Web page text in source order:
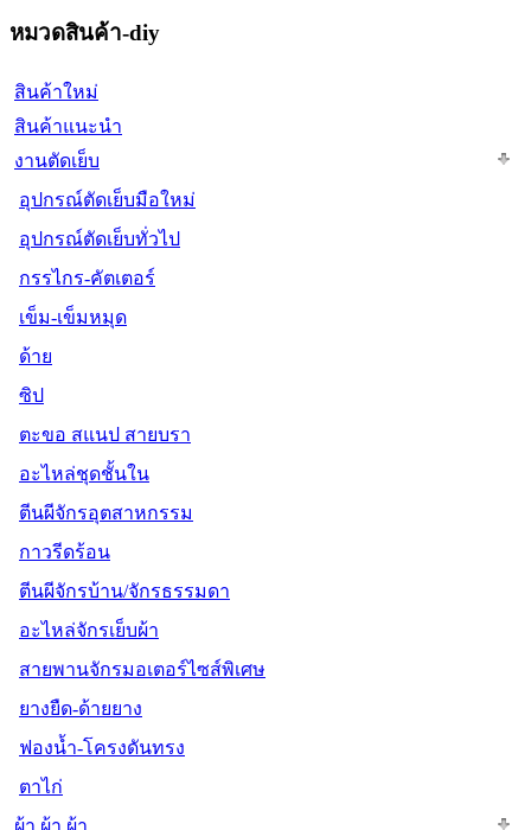
หมวดสินค้า-diy
สินค้าใหม่
สินค้าแนะนำ
งานตัดเย็บ
อุปกรณ์ตัดเย็บมือใหม่
อุปกรณ์ตัดเย็บทั่วไป
กรรไกร-คัตเตอร์
เข็ม-เข็มหมุด
ด้าย
ซิป
ตะขอ สแนป สายบรา
อะไหล่ชุดชั้นใน
ตีนผีจักรอุตสาหกรรม
กาวรีดร้อน
ตีนผีจักรบ้าน/จักรธรรมดา
อะไหล่จักรเย็บผ้า
สายพานจักรมอเตอร์ไซส์พิเศษ
ยางยืด-ด้ายยาง
ฟองน้ำ-โครงดันทรง
ตาไก่